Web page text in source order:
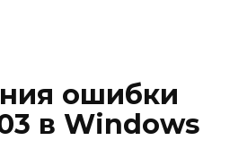
ошибки
в Windows